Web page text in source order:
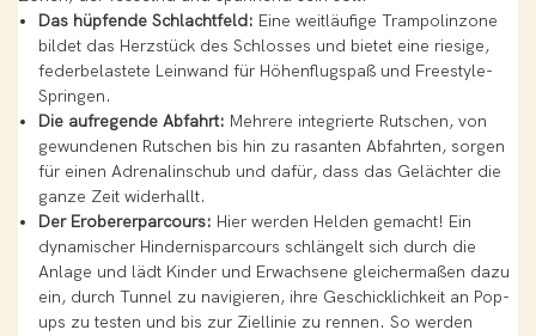
Das hüpfende Schlachtfeld: Eine weitläufige Trampolinzone
bildet das Herzstück des Schlosses und bietet eine riesige,
federbelastete Leinwand für Höhenflugspaß und Freestyle-
Springen.
Die aufregende Abfahrt: Mehrere integrierte Rutschen, von
gewundenen Rutschen bis hin zu rasanten Abfahrten, sorgen
für einen Adrenalinschub und dafür, dass das Gelächter die
ganze Zeit widerhallt.
Der Erobererparcours: Hier werden Helden gemacht! Ein
dynamischer Hindernisparcours schlängelt sich durch die
Anlage und lädt Kinder und Erwachsene gleichermaßen dazu
ein, durch Tunnel zu navigieren, ihre Geschicklichkeit an Pop-
ups zu testen und bis zur Ziellinie zu rennen. So werden